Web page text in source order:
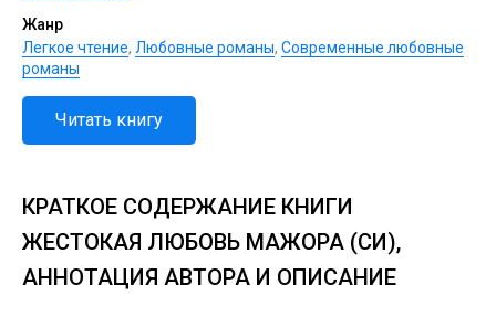
Жанр
Легкое чтение, Любовные романы, Современные любовные
романы
Читать книгу
КРАТКОЕ СОДЕРЖАНИЕ КНИГИ
ЖЕСТОКАЯ ЛЮБОВЬ МАЖОРА (СИ),
АННОТАЦИЯ АВТОРА И ОПИСАНИЕ